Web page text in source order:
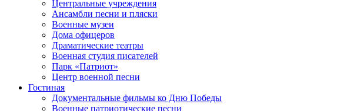
Центральные учреждения
Ансамбли песни и пляски
Военные музеи
Дома офицеров
Драматические театры
Военная студия писателей
Парк «Патриот»
Центр военной песни
Гостиная
Документальные фильмы ко Дню Победы
Военные патриотические песни